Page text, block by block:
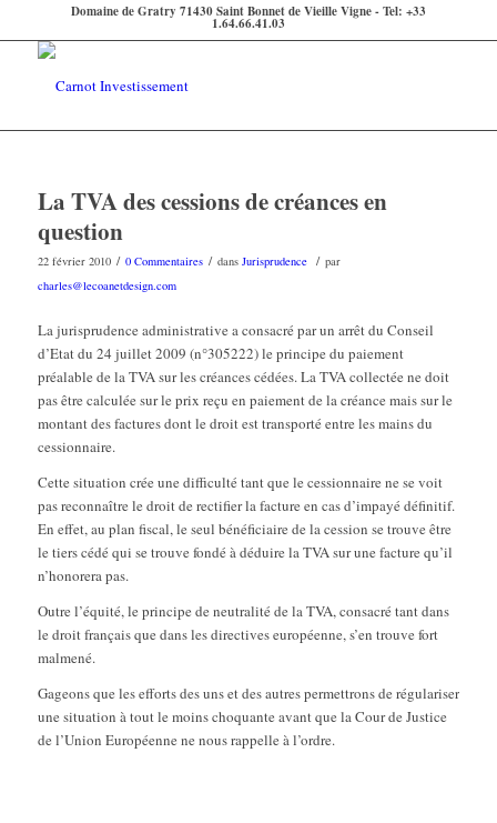
Domaine de Gratry 71430 Saint Bonnet de Vieille Vigne - Tel: +33
1.64.66.41.03
La TVA des cessions de créances en
question
22 février 2010 / 0 Commentaires / dans Jurisprudence / par
charles@lecoanetdesign.com
La jurisprudence administrative a consacré par un arrêt du Conseil
d’Etat du 24 juillet 2009 (n°305222) le principe du paiement
préalable de la TVA sur les créances cédées. La TVA collectée ne doit
pas être calculée sur le prix reçu en paiement de la créance mais sur le
montant des factures dont le droit est transporté entre les mains du
cessionnaire.
Cette situation crée une difficulté tant que le cessionnaire ne se voit
pas reconnaître le droit de rectifier la facture en cas d’impayé définitif.
En effet, au plan fiscal, le seul bénéficiaire de la cession se trouve être
le tiers cédé qui se trouve fondé à déduire la TVA sur une facture qu’il
n’honorera pas.
Outre l’équité, le principe de neutralité de la TVA, consacré tant dans
le droit français que dans les directives européenne, s’en trouve fort
malmené.
Gageons que les efforts des uns et des autres permettrons de régulariser
une situation à tout le moins choquante avant que la Cour de Justice
de l’Union Européenne ne nous rappelle à l’ordre.